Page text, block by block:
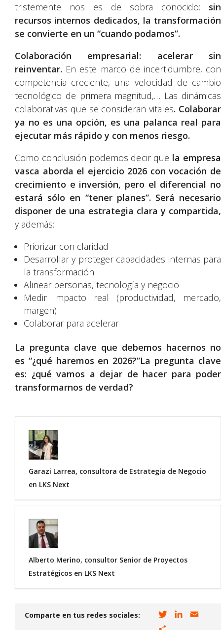
tristemente nos es de sobra conocido: sin
recursos internos dedicados, la transformación
se convierte en un “cuando podamos”.
Colaboración empresarial: acelerar sin
reinventar. En este marco de incertidumbre, con
competencia creciente, una velocidad de cambio
tecnológico de primera magnitud,… Las dinámicas
colaborativas que se consideran vitales. Colaborar
ya no es una opción, es una palanca real para
ejecutar más rápido y con menos riesgo.
Como conclusión podemos decir que la empresa
vasca aborda el ejercicio 2026 con vocación de
crecimiento e inversión, pero el diferencial no
estará sólo en “tener planes”. Será necesario
disponer de una estrategia clara y compartida,
y además:
Priorizar con claridad
Desarrollar y proteger capacidades internas para
la transformación
Alinear personas, tecnología y negocio
Medir impacto real (productividad, mercado,
margen)
Colaborar para acelerar
La pregunta clave que debemos hacernos no
es “¿qué haremos en 2026?”La pregunta clave
es: ¿qué vamos a dejar de hacer para poder
transformarnos de verdad?
Garazi Larrea, consultora de Estrategia de Negocio
en LKS Next
Alberto Merino, consultor Senior de Proyectos
Estratégicos en LKS Next
Comparte en tus redes sociales: